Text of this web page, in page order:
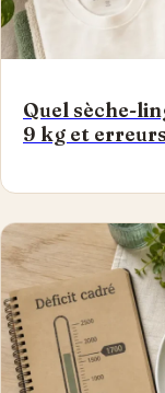
Quel sèche-
9 kg et